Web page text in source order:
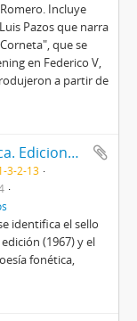
Incluye
Pazos que narra
que se
en Federico V,
a partir de
La corneta poesía fonética. Ediciones Federico V (1967)
3-2-13
identifica el sello
(1967) y el
fonética,